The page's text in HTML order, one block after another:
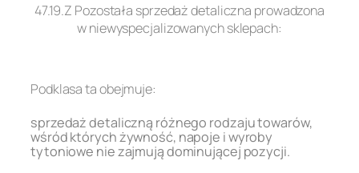
47.19.Z Pozostała sprzedaż detaliczna prowadzona
w niewyspecjalizowanych sklepach:
Podklasa ta obejmuje:
sprzedaż detaliczną różnego rodzaju towarów,
wśród których żywność, napoje i wyroby
tytoniowe nie zajmują dominującej pozycji.